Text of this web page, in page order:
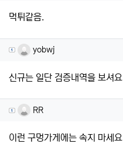
먹튀같음.
yobwj님의 댓글
yobwj
신규는 일단 검증내역을 보셔요
RR님의 댓글
RR
이런 구멍가게에는 속지 마세요